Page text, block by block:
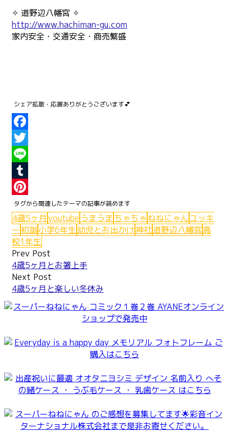
✧ 道野辺八幡宮 ✧
http://www.hachiman-gu.com
家内安全・交通安全・商売繁盛
Facebook
Twitter
Line
Tumblr
Pinterest
4歳5ヶ月youtube うまうま ちゃちゃねねにゃんユッキ
ー初詣小学6年生幼児とお出かけ神社道野辺八幡宮高
校1年生
Post
navigation
Prev Post
4歳5ヶ月とお箸上手
Next Post
4歳5ヶ月と楽しい冬休み